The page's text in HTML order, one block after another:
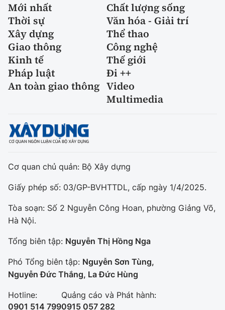
Mới nhất
Chất lượng sống
Thời sự
Văn hóa - Giải trí
Xây dựng
Thể thao
Giao thông
Công nghệ
Kinh tế
Thế giới
Pháp luật
Đi ++
An toàn giao thông Video
Multimedia
Cơ quan chủ quản: Bộ Xây dựng
Giấy phép số: 03/GP-BVHTTDL, cấp ngày 1/4/2025.
Tòa soạn: Số 2 Nguyễn Công Hoan, phường Giảng Võ,
Hà Nội.
Tổng biên tập: Nguyễn Thị Hồng Nga
Phó Tổng biên tập: Nguyễn Sơn Tùng,
Nguyễn Đức Thắng, La Đức Hùng
Hotline:
0901 514 799
Quảng cáo và Phát hành:
0915 057 282